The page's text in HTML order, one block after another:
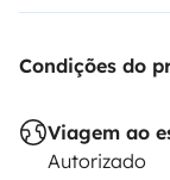
Condições do
Viagem ao
Autorizado